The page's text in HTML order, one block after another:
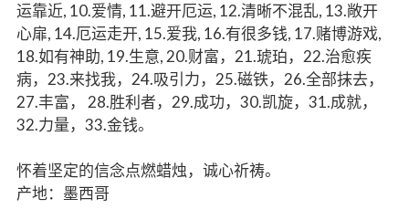
运靠近, 10.爱情, 11.避开厄运, 12.清晰不混乱, 13.敞开
心扉, 14.厄运走开, 15.爱我, 16.有很多钱, 17.赌博游戏,
18.如有神助, 19.生意, 20.财富，21.琥珀，22.治愈疾
病，23.来找我，24.吸引力，25.磁铁，26.全部抹去，
27.丰富， 28.胜利者，29.成功，30.凯旋，31.成就，
32.力量，33.金钱。
怀着坚定的信念点燃蜡烛，诚心祈祷。
产地：墨西哥